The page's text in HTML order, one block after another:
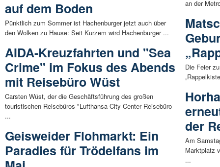
auf dem Boden
Pünktlich zum Sommer ist Hachenburger jetzt auch über
den Wolken zu Hause: Seit Kurzem wird Hachenburger ...
AIDA-Kreuzfahrten und "Sea
Crime" im Fokus des Abends
mit Reisebüro Wüst
Carsten Wüst, der die Geschäftsführung des großen
touristischen Reisebüros "Lufthansa City Center Reisebüro
...
Geisweider Flohmarkt: Ein
Paradies für Trödelfans im
an der
Die Feier
der
Am
Marktplatz
...